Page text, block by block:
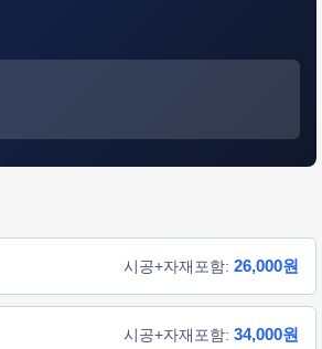
시공+자재포함: 26,000원
시공+자재포함: 34,000원